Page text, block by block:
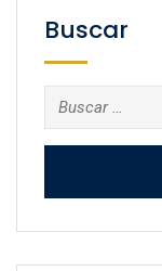
Buscar
Buscar: